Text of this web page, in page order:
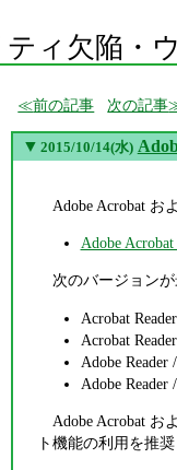
ィ欠陥・
前の記事 次の記事
▼ 2015/10/14(水)
Adobe Acrobat お
Adobe
次のバージョンが
Acrobat
Acrobat
Adobe
Adobe
Adobe Acrobat お
ト機能の利用を推奨